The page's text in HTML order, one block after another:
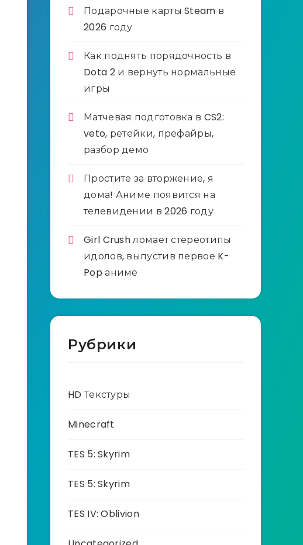
Подарочные карты Steam в
2026 году
Как поднять порядочность в
Dota 2 и вернуть нормальные
игры
Матчевая подготовка в CS2:
veto, ретейки, префайры,
разбор демо
Простите за вторжение, я
дома! Аниме появится на
телевидении в 2026 году
Girl Crush ломает стереотипы
идолов, выпустив первое K-
Pop аниме
Рубрики
HD Текстуры
Minecraft
TES 5: Skyrim
TES 5: Skyrim
TES IV: Oblivion